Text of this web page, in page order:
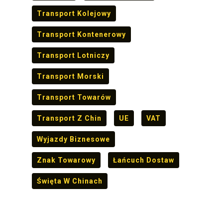
Transport Kolejowy
Transport Kontenerowy
Transport Lotniczy
Transport Morski
Transport Towarów
Transport Z Chin UE VAT
Wyjazdy Biznesowe
Znak Towarowy Łańcuch Dostaw
Święta W Chinach